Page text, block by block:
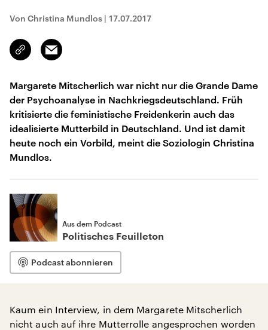
Von Christina Mundlos | 17.07.2017
Link
kopieren/teilen
Email
Margarete Mitscherlich war nicht nur die Grande Dame
der Psychoanalyse in Nachkriegsdeutschland. Früh
kritisierte die feministische Freidenkerin auch das
idealisierte Mutterbild in Deutschland. Und ist damit
heute noch ein Vorbild, meint die Soziologin Christina
Mundlos.
Aus dem Podcast
Politisches Feuilleton
Podcast abonnieren
Kaum ein Interview, in dem Margarete Mitscherlich
nicht auch auf ihre Mutterrolle angesprochen worden